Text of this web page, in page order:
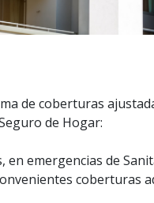
de coberturas
de Hogar:
emergencias de
coberturas